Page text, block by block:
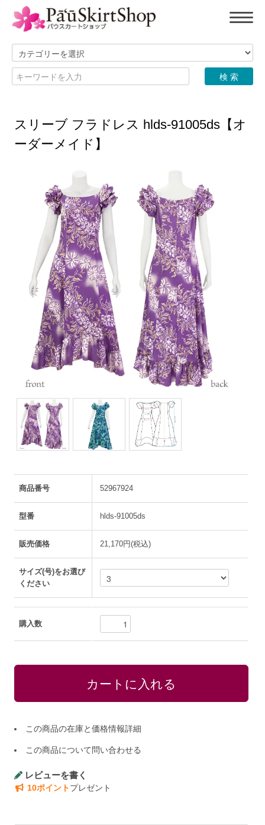
スリーブ フラドレス hlds-91005ds【オ
ーダーメイド】
商品番号 52967924
型番 hlds-91005ds
販売価格 21,170円(税込)
サイズ(号)をお選び
ください
購入数
この商品の在庫と価格情報詳細
この商品について問い合わせる
レビューを書く
10ポイントプレゼント